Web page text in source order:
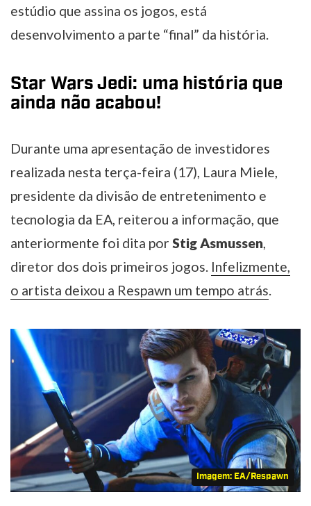
estúdio que assina os jogos, está
desenvolvimento a parte “final” da história.
Star Wars Jedi: uma história que
ainda não acabou!
Durante uma apresentação de investidores
realizada nesta terça-feira (17), Laura Miele,
presidente da divisão de entretenimento e
tecnologia da EA, reiterou a informação, que
anteriormente foi dita por Stig Asmussen,
diretor dos dois primeiros jogos. Infelizmente,
o artista deixou a Respawn um tempo atrás.
Imagem: EA/Respawn